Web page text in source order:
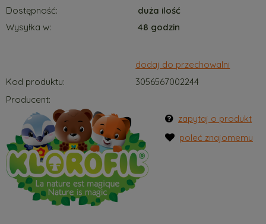
Dostępność:
duża ilość
Wysyłka w:
48 godzin
dodaj do przechowalni
Kod produktu:
3056567002244
Producent:
zapytaj o produkt
poleć znajomemu